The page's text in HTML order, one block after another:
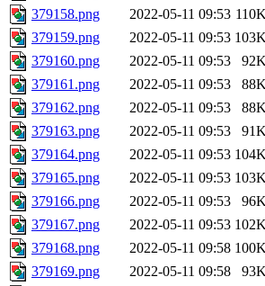
379158.png
2022-05-11 09:53
379159.png
2022-05-11 09:53
379160.png
2022-05-11 09:53
379161.png
2022-05-11 09:53
379162.png
2022-05-11 09:53
379163.png
2022-05-11 09:53
379164.png
2022-05-11 09:53
379165.png
2022-05-11 09:53
379166.png
2022-05-11 09:53
379167.png
2022-05-11 09:53
379168.png
2022-05-11 09:58
379169.png
2022-05-11 09:58